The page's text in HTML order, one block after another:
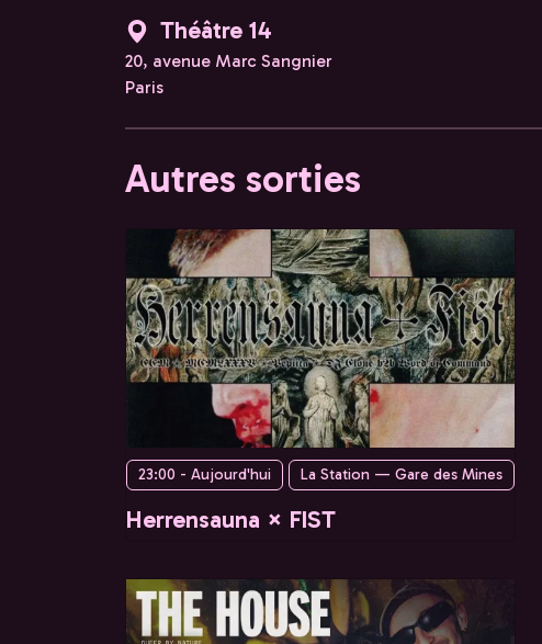
Théâtre 14
20, avenue Marc Sangnier
Paris
Autres sorties
23:00 - Aujourd'hui La Station — Gare des Mines
Herrensauna × FIST